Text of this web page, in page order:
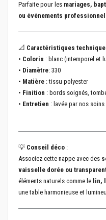
Parfaite pour les mariages,
ou événements
📐 Caractéristiques
• Coloris : blanc (intemporel et
• Diamètre: 330
• Matière : tissu polyester
• Finition : bords soignés,
• Entretien : lavée par nos
💡 Conseil déco :
Associez cette nappe avec des
vaisselle dorée ou
éléments naturels comme le lin,
une table harmonieuse et